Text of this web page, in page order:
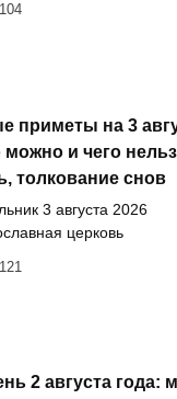
104
приметы на 3
можно и чего
толкование снов
3 августа 2026
церковь
121
2 августа года: